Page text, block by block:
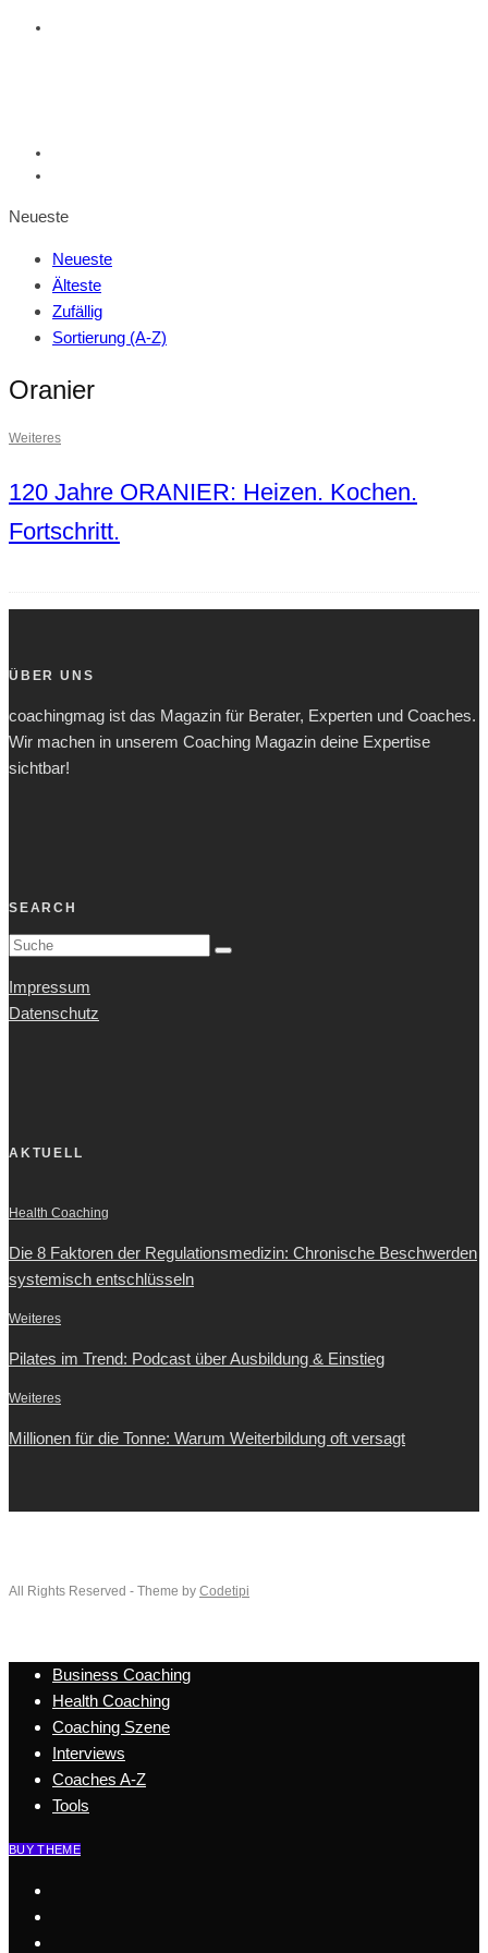
Neueste
Neueste
Älteste
Zufällig
Sortierung (A-Z)
Oranier
Weiteres
120 Jahre ORANIER: Heizen. Kochen.
Fortschritt.
ÜBER UNS
coachingmag ist das Magazin für Berater, Experten und Coaches.
Wir machen in unserem Coaching Magazin deine Expertise
sichtbar!
SEARCH
Impressum
Datenschutz
AKTUELL
Health Coaching
Die 8 Faktoren der Regulationsmedizin: Chronische Beschwerden
systemisch entschlüsseln
Weiteres
Pilates im Trend: Podcast über Ausbildung & Einstieg
Weiteres
Millionen für die Tonne: Warum Weiterbildung oft versagt
All Rights Reserved - Theme by Codetipi
Business Coaching
Health Coaching
Coaching Szene
Interviews
Coaches A-Z
Tools
BUY THEME